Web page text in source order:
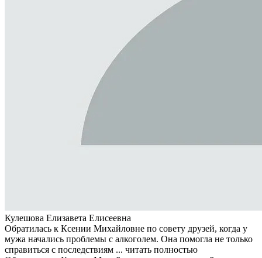
Кулешова Елизавета Елисеевна
Обратилась к Ксении Михайловне по совету друзей, когда у
мужа начались проблемы с алкоголем. Она помогла не только
справиться с последствиям ... читать полностью